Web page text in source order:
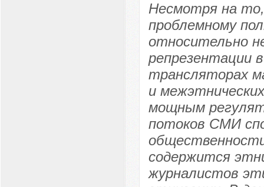
Несмотря на то,
проблемному
относительно
репрезентации
трансляторах
и
мощным
потоков СМИ
содержится
журналистов